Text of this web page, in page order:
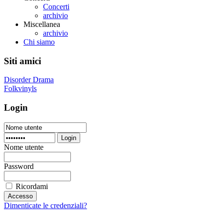
Concerti
archivio
Miscellanea
archivio
Chi siamo
Siti amici
Disorder Drama
Folkvinyls
Login
Login
Nome utente
Password
Ricordami
Dimenticate le credenziali?